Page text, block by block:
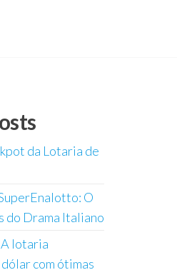
da Lotaria de
O
do Drama Italiano
lotaria
com ótimas